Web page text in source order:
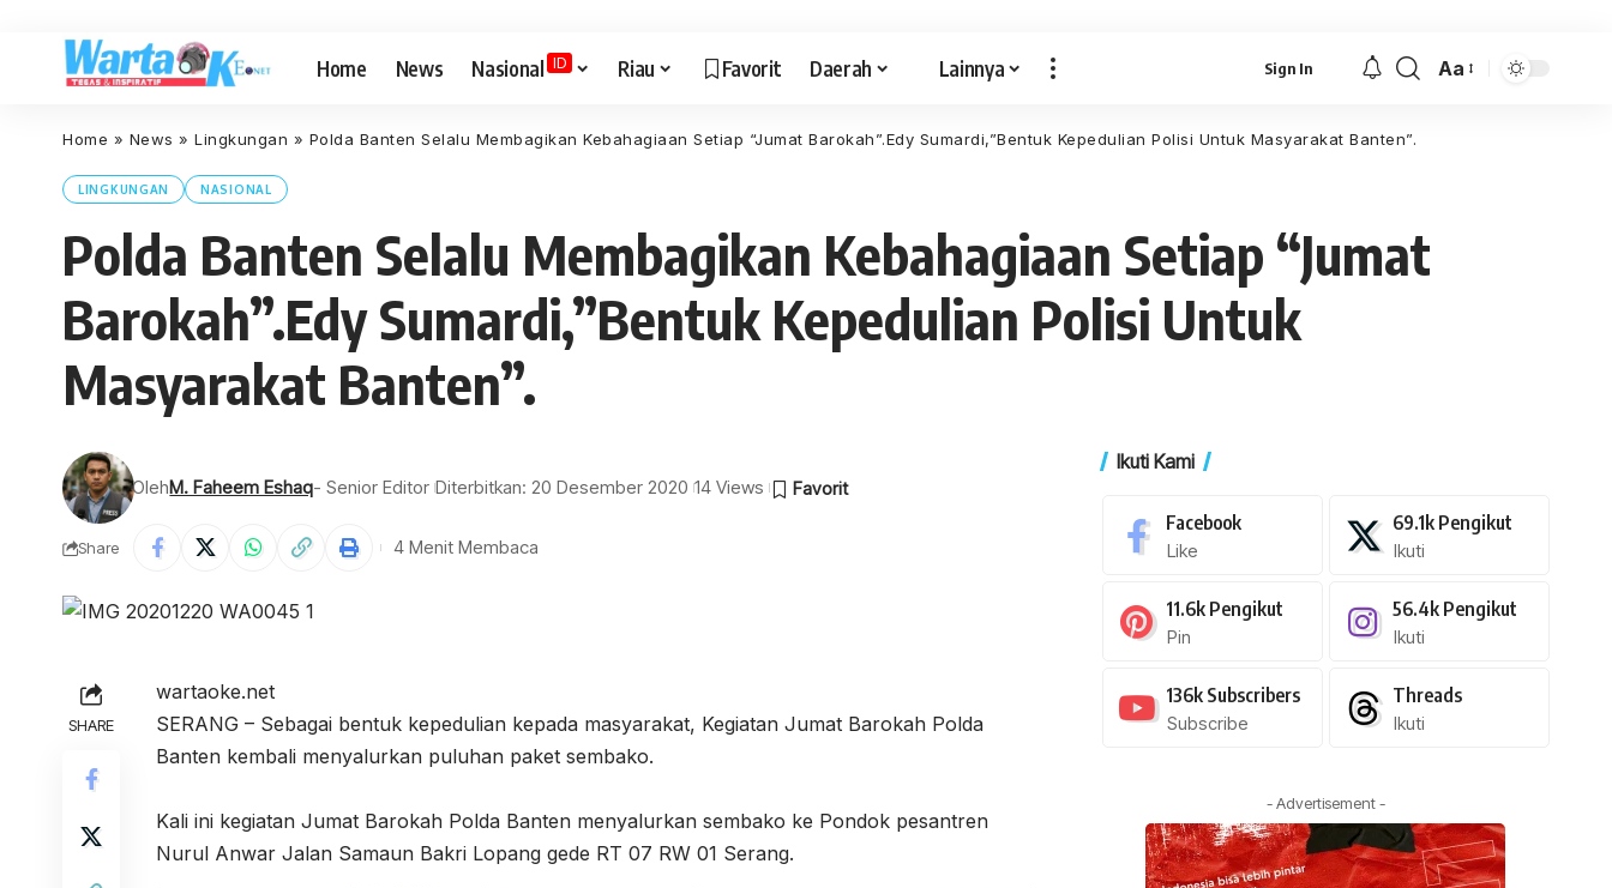
Home News Nasional ID Riau Favorit Daerah Lainnya Sign In
Font
Aa
Home » News » Lingkungan » Polda Banten Selalu Membagikan Kebahagiaan Setiap “Jumat Barokah”.Edy Sumardi,”Bentuk Kepedulian Polisi Untuk Masyarakat Banten”.
LINGKUNGAN NASIONAL
Polda Banten Selalu Membagikan Kebahagiaan Setiap “Jumat
Barokah”.Edy Sumardi,”Bentuk Kepedulian Polisi Untuk
Masyarakat Banten”.
OlehM. Faheem Eshaq- Senior Editor Diterbitkan: 20 Desember 2020 14 Views
Share 4 Menit Membaca
SHARE
wartaoke.net
SERANG – Sebagai bentuk kepedulian kepada masyarakat, Kegiatan Jumat Barokah Polda
Banten kembali menyalurkan puluhan paket sembako.
Kali ini kegiatan Jumat Barokah Polda Banten menyalurkan sembako ke Pondok pesantren
Nurul Anwar Jalan Samaun Bakri Lopang gede RT 07 RW 01 Serang.
Ikuti Kami
Facebook
Like
69.1k Pengikut
Ikuti
11.6k Pengikut
Pin
56.4k Pengikut
Ikuti
136k Subscribers
Subscribe
Threads
Ikuti
- Advertisement -